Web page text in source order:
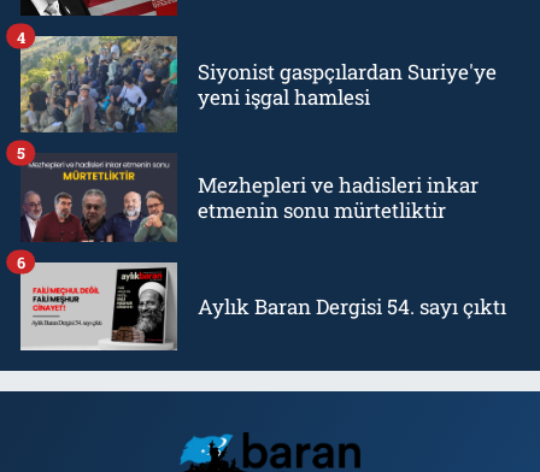
Siyonist gaspçılardan Suriye'ye
yeni işgal hamlesi
4
Mezhepleri ve hadisleri inkar
etmenin sonu mürtetliktir
5
Aylık Baran Dergisi 54. sayı çıktı
6